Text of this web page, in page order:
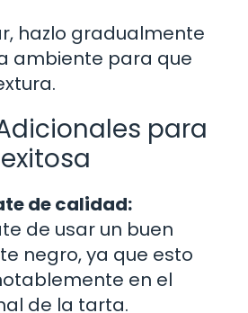
hazlo gradualmente
ambiente para que
para
de calidad:
de usar un buen
negro, ya que esto
en el
de la tarta.